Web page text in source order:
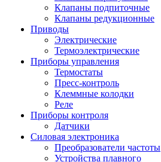
Клапаны подпиточные
Клапаны редукционные
Приводы
Электрические
Термоэлектрические
Приборы управления
Термостаты
Пресс-контроль
Клеммные колодки
Реле
Приборы контроля
Датчики
Силовая электроника
Преобразователи частоты
Устройства плавного